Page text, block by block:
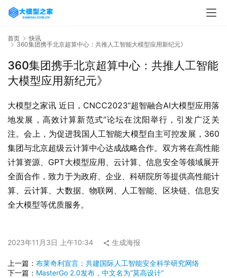
首页
快讯
360集团携手北京超算中心：共推人工智能大模型应用新纪元》
360集团携手北京超算中心：共推人工智能
大模型应用新纪元》
大模型之家讯 近日，CNCC2023“超智融合AI大模型应用落
地发展，高效计算新范式”论坛在沈阳举行，引发广泛关
注。会上，为促进我国人工智能大模型自主可控发展，360
集团与北京超级云计算中心达成战略合作。双方将在高性能
计算资源、GPT大模型应用、云计算、信息安全等领域展开
全面合作，致力于为政府、企业、科研院所等提供高性能计
算、云计算、大数据、物联网、人工智能、区块链、信息安
全大模型等优质服务。
2023年11月3日 上午10:34 生成海报
上一篇： 布莱奇利宣言：共建国际人工智能安全科学研究网络
下一篇： MasterGo 2.0发布，中文名为“莫高设计”